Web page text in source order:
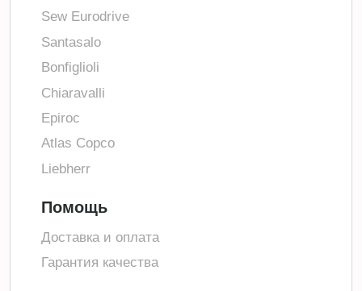
Sew Eurodrive
Santasalo
Bonfiglioli
Chiaravalli
Epiroc
Atlas Copco
Liebherr
Помощь
Доставка и оплата
Гарантия качества